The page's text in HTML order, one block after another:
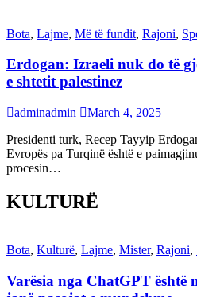
Bota, Lajme, Më të fundit, Rajoni,
Erdogan: Izraeli nuk do të
e shtetit palestinez
adminadmin
March 4, 2025
Presidenti turk, Recep Tayyip
Evropës pa Turqinë është e
procesin…
KULTURË
Bota, Kulturë, Lajme, Mister, Rajoni,
Varësia nga ChatGPT